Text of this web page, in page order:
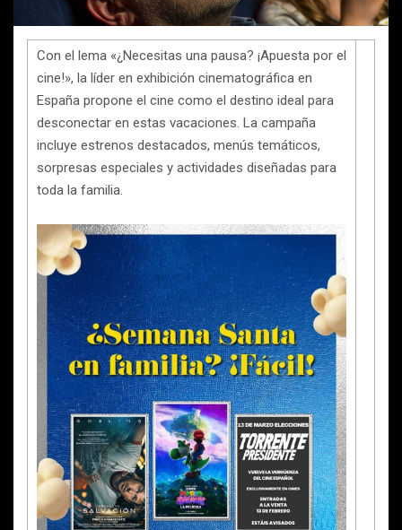
Con el lema «¿Necesitas una pausa? ¡Apuesta por el
cine!», la líder en exhibición cinematográfica en
España propone el cine como el destino ideal para
desconectar en estas vacaciones. La campaña
incluye estrenos destacados, menús temáticos,
sorpresas especiales y actividades diseñadas para
toda la familia.